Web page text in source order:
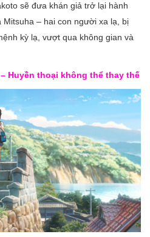
sẽ đưa khán giả trở lại hành
Mitsuha – hai con người xa lạ, bị
kỳ lạ, vượt qua không gian và
Huyền thoại không thể thay thế